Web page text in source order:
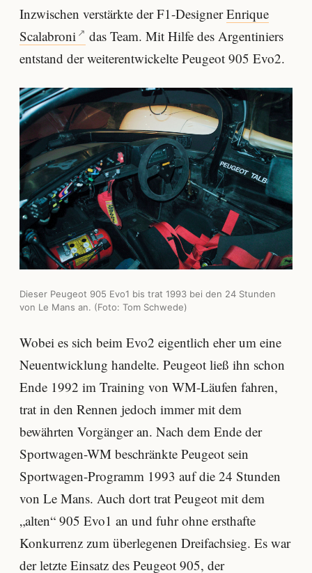
Inzwischen verstärkte der F1-DesignerEnrique
Scalabroni
das Team. Mit Hilfe des Argentiniers
entstand der weiterentwickelte Peugeot 905 Evo2.
Dieser Peugeot 905 Evo1 bis trat 1993 bei den 24 Stunden
von Le Mans an. (Foto: Tom Schwede)
Wobei es sich beim Evo2 eigentlich eher um eine
Neuentwicklung handelte. Peugeot ließ ihn schon
Ende 1992 im Training von WM-Läufen fahren,
trat in den Rennen jedoch immer mit dem
bewährten Vorgänger an. Nach dem Ende der
Sportwagen-WM beschränkte Peugeot sein
Sportwagen-Programm 1993 auf die 24 Stunden
von Le Mans. Auch dort trat Peugeot mit dem
„alten“ 905 Evo1 an und fuhr ohne ersthafte
Konkurrenz zum überlegenen Dreifachsieg. Es war
der letzte Einsatz des Peugeot 905, der